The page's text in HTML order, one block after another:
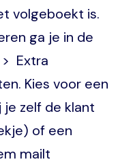
volgeboekt is.
ga je in de
Extra
Kies voor een
zelf de klant
of een
mailt